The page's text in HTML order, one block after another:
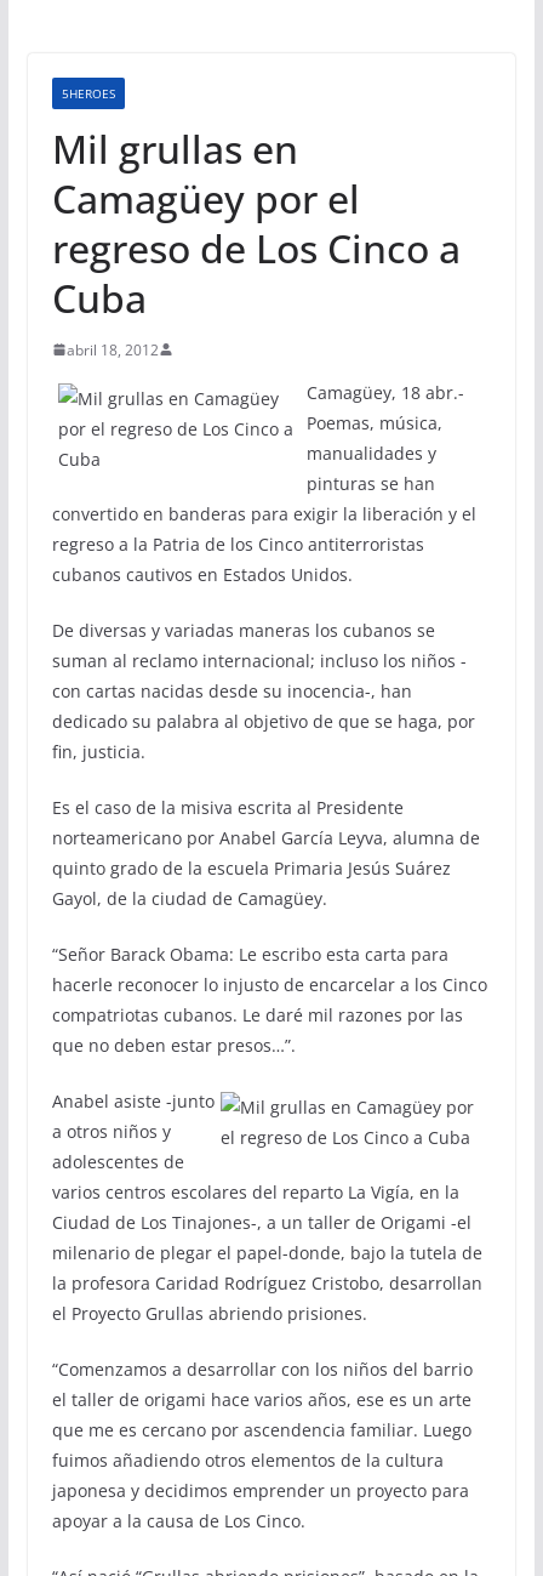
5HEROES
Mil grullas en
Camagüey por el
regreso de Los Cinco a
Cuba
abril 18, 2012
Camagüey, 18 abr.-
Poemas, música,
manualidades y
pinturas se han
convertido en banderas para exigir la liberación y el
regreso a la Patria de los Cinco antiterroristas
cubanos cautivos en Estados Unidos.
De diversas y variadas maneras los cubanos se
suman al reclamo internacional; incluso los niños -
con cartas nacidas desde su inocencia-, han
dedicado su palabra al objetivo de que se haga, por
fin, justicia.
Es el caso de la misiva escrita al Presidente
norteamericano por Anabel García Leyva, alumna de
quinto grado de la escuela Primaria Jesús Suárez
Gayol, de la ciudad de Camagüey.
“Señor Barack Obama: Le escribo esta carta para
hacerle reconocer lo injusto de encarcelar a los Cinco
compatriotas cubanos. Le daré mil razones por las
que no deben estar presos…”.
Anabel asiste -junto
a otros niños y
adolescentes de
varios centros escolares del reparto La Vigía, en la
Ciudad de Los Tinajones-, a un taller de Origami -el
milenario de plegar el papel-donde, bajo la tutela de
la profesora Caridad Rodríguez Cristobo, desarrollan
el Proyecto Grullas abriendo prisiones.
“Comenzamos a desarrollar con los niños del barrio
el taller de origami hace varios años, ese es un arte
que me es cercano por ascendencia familiar. Luego
fuimos añadiendo otros elementos de la cultura
japonesa y decidimos emprender un proyecto para
apoyar a la causa de Los Cinco.